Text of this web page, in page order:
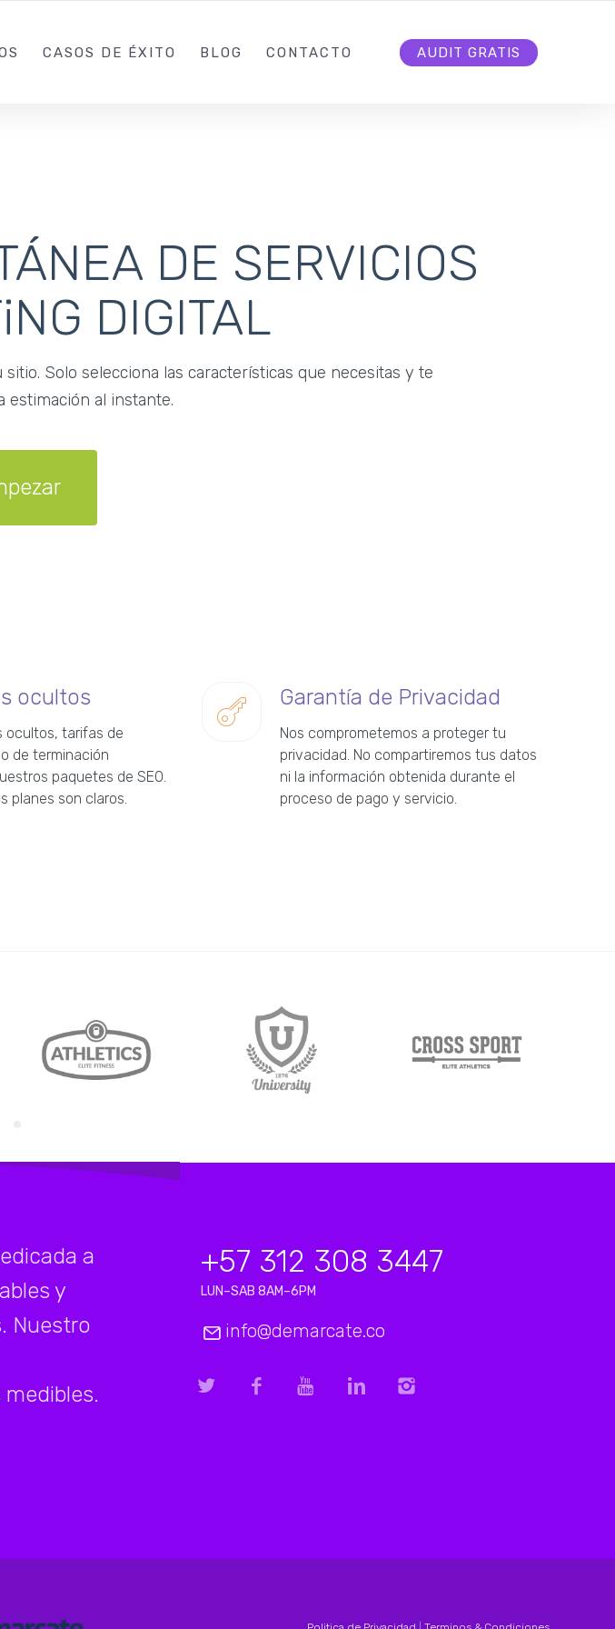
CASOS DE ÉXITO BLOG CONTACTO AUDIT GRATIS
DE SERVICIOS
DIGITAL
Solo selecciona las características que necesitas y te
estimación al instante.
ocultos
ocultos, tarifas de
de terminación
paquetes de SEO.
planes son claros.
Garantía de Privacidad
Nos comprometemos a proteger tu
privacidad. No compartiremos tus datos
ni la información obtenida durante el
proceso de pago y servicio.
a
y
Nuestro
+57 312 308 3447
LUN–SAB 8AM–6PM
info@demarcate.co